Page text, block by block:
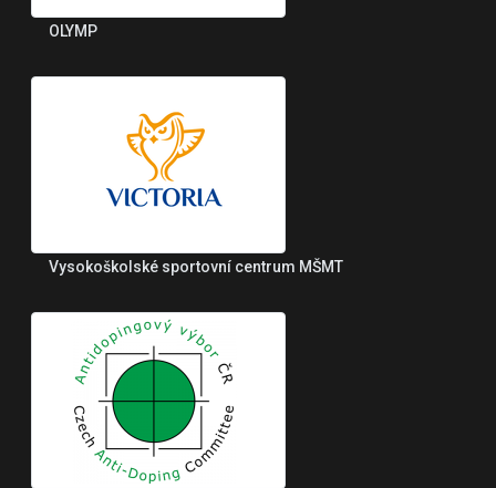
OLYMP
Vysokoškolské sportovní centrum MŠMT